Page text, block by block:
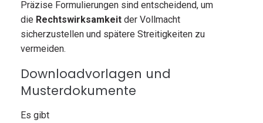
Präzise Formulierungen sind entscheidend, um
die Rechtswirksamkeit der Vollmacht
sicherzustellen und spätere Streitigkeiten zu
vermeiden.
Downloadvorlagen und
Musterdokumente
Es gibt